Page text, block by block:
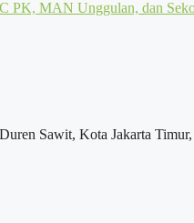
Sawit, Kota Jakarta